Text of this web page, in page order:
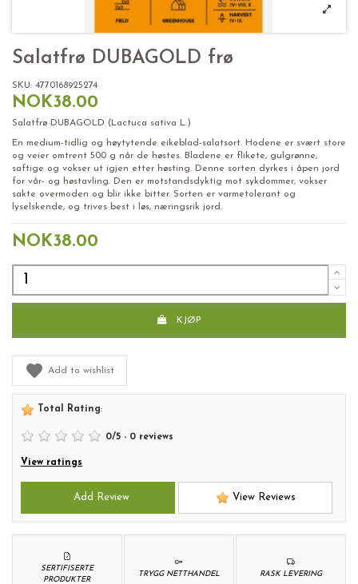
Salatfrø DUBAGOLD frø
SKU: 4770168925274
NOK38.00
Salatfrø DUBAGOLD (Lactuca sativa L.)
En medium-tidlig og høytytende eikeblad-salatsort. Hodene er svært store
og veier omtrent 500 g når de høstes. Bladene er flikete, gulgrønne,
saftige og vokser ut igjen etter høsting. Denne sorten dyrkes i åpen jord
for vår- og høstavling. Den er motstandsdyktig mot sykdommer, vokser
sakte overmoden og blir ikke bitter. Sorten er varmetolerant og
lyselskende, og trives best i løs, næringsrik jord.
NOK38.00
KJØP
Add to wishlist
Total Rating:
0/5 - 0 reviews
View ratings
Add Review View Reviews
RASK LEVERING
TRYGG NETTHANDEL
SERTIFISERTE
PRODUKTER